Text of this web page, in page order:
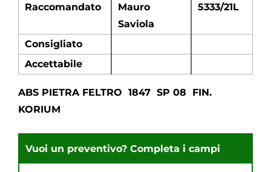
Raccomandato
Mauro
Saviola
5333/21L
Consigliato
Accettabile
ABS PIETRA FELTRO 1847 SP 08 FIN.
KORIUM